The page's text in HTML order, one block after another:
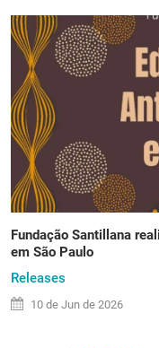
Fundação Santillana
em São Paulo
Releases
10 de Jun de 2026